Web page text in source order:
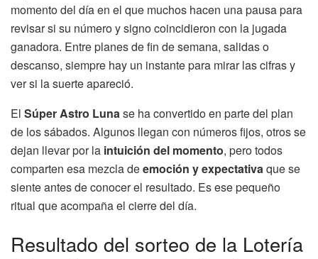
momento del día en el que muchos hacen una pausa para
revisar si su número y signo coincidieron con la jugada
ganadora. Entre planes de fin de semana, salidas o
descanso, siempre hay un instante para mirar las cifras y
ver si la suerte apareció.
El Súper Astro Lunase ha convertido en parte del plan
de los sábados. Algunos llegan con números fijos, otros se
dejan llevar por la intuición del momento, pero todos
comparten esa mezcla deemoción y expectativaque se
siente antes de conocer el resultado. Es ese pequeño
ritual que acompaña el cierre del día.
Resultado del sorteo de la Lotería